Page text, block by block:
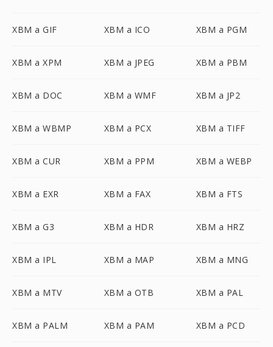
XBM a GIF XBM a ICO XBM a PGM
XBM a XPM XBM a JPEG XBM a PBM
XBM a DOC XBM a WMF XBM a JP2
XBM a WBMP XBM a PCX XBM a TIFF
XBM a CUR XBM a PPM XBM a WEBP
XBM a EXR XBM a FAX XBM a FTS
XBM a G3 XBM a HDR XBM a HRZ
XBM a IPL XBM a MAP XBM a MNG
XBM a MTV XBM a OTB XBM a PAL
XBM a PALM XBM a PAM XBM a PCD